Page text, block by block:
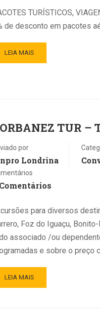
TURÍSTICOS,
de desconto em pacotes
LEIA MAIS
TUR –
por
Londrina
para diversos
Foz do Iguaçu,
associado /ou
e sobre o preço
LEIA MAIS